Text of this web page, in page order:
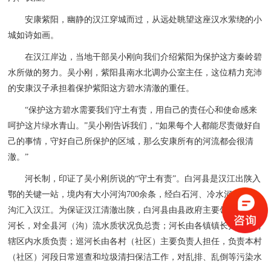
安康紫阳，幽静的汉江穿城而过，从远处眺望这座汉水萦绕的小
城如诗如画。
在汉江岸边，当地干部吴小刚向我们介绍紫阳为保护这方秦岭碧
水所做的努力。吴小刚，紫阳县南水北调办公室主任，这位精力充沛
的安康汉子承担着保护紫阳这方碧水清澈的重任。
“保护这方碧水需要我们守土有责，用自己的责任心和使命感来
呵护这片绿水青山。”吴小刚告诉我们，“如果每个人都能尽责做好自
己的事情，守好自己所保护的区域，那么安康所有的河流都会很清
澈。”
河长制，印证了吴小刚所说的“守土有责”。白河县是汉江出陕入
鄂的关键一站，境内有大小河沟700余条，经白石河、冷水河、麻虎
沟汇入汉江。为保证汉江清澈出陕，白河县由县政府主要领导担任总
河长，对全县河（沟）流水质状况负总责；河长由各镇镇长担任，对
辖区内水质负责；巡河长由各村（社区）主要负责人担任，负责本村
（社区）河段日常巡查和垃圾清扫保洁工作，对乱排、乱倒等污染水